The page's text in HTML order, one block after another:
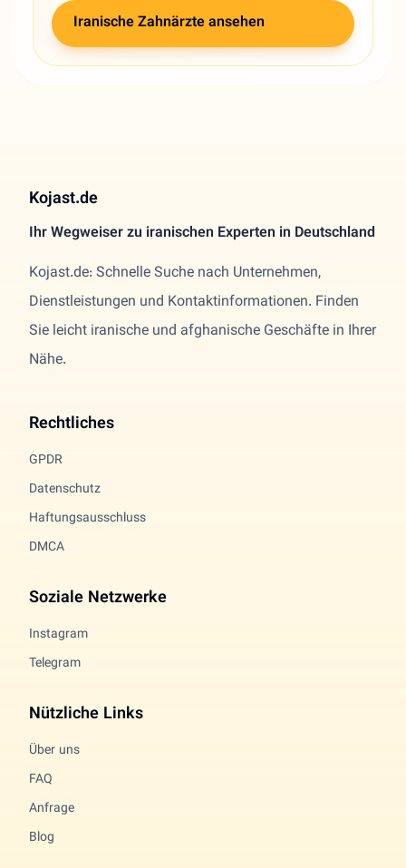
Iranische Zahnärzte ansehen
Kojast.de
Ihr Wegweiser zu iranischen Experten in Deutschland
Kojast.de: Schnelle Suche nach Unternehmen,
Dienstleistungen und Kontaktinformationen. Finden
Sie leicht iranische und afghanische Geschäfte in Ihrer
Nähe.
Rechtliches
GPDR
Datenschutz
Haftungsausschluss
DMCA
Soziale Netzwerke
Instagram
Telegram
Nützliche Links
Über uns
FAQ
Anfrage
Blog